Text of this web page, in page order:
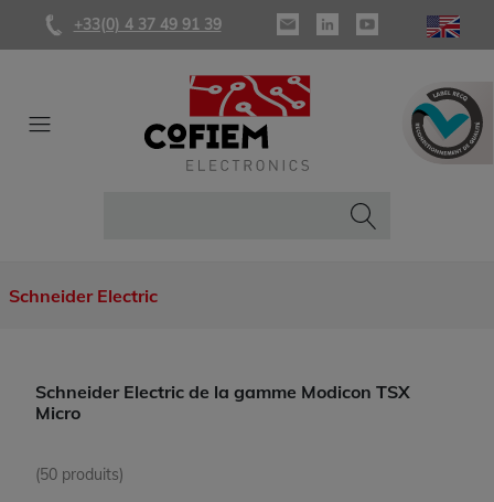
+33(0) 4 37 49 91 39
Schneider Electric
Schneider Electric de la gamme Modicon TSX
Micro
(50 produits)